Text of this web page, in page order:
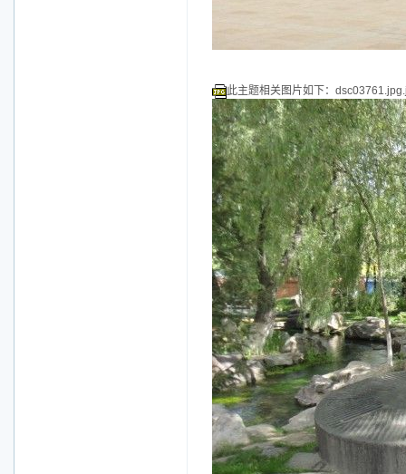
此主题相关图片如下：